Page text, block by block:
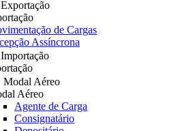
de Cargas
Assíncrona
Modal Aéreo
Aéreo
Agente de Carga
Consignatário